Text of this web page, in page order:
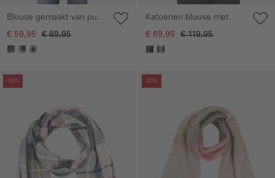
Blouse gemaakt van puur
viscose
€ 59,95 € 89,95
Katoenen blouse met
borstzak.
€ 69,95 € 119,95
-35%
overslaan
-40%
Galerie overslaan